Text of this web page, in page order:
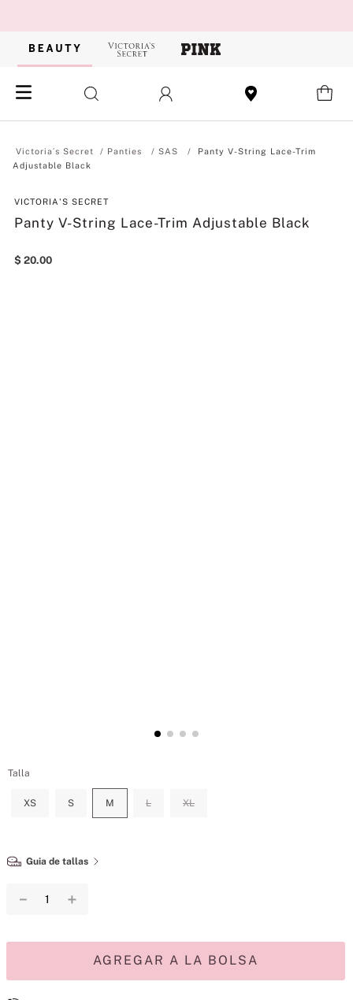
Panties SAS
Panty V-String Lace-Trim
Adjustable Black
VICTORIA'S SECRET
Panty V-String Lace-Trim Adjustable Black
$ 20.00
Talla
XS S M L XL
Guia de tallas
＋
－
AGREGAR A LA BOLSA